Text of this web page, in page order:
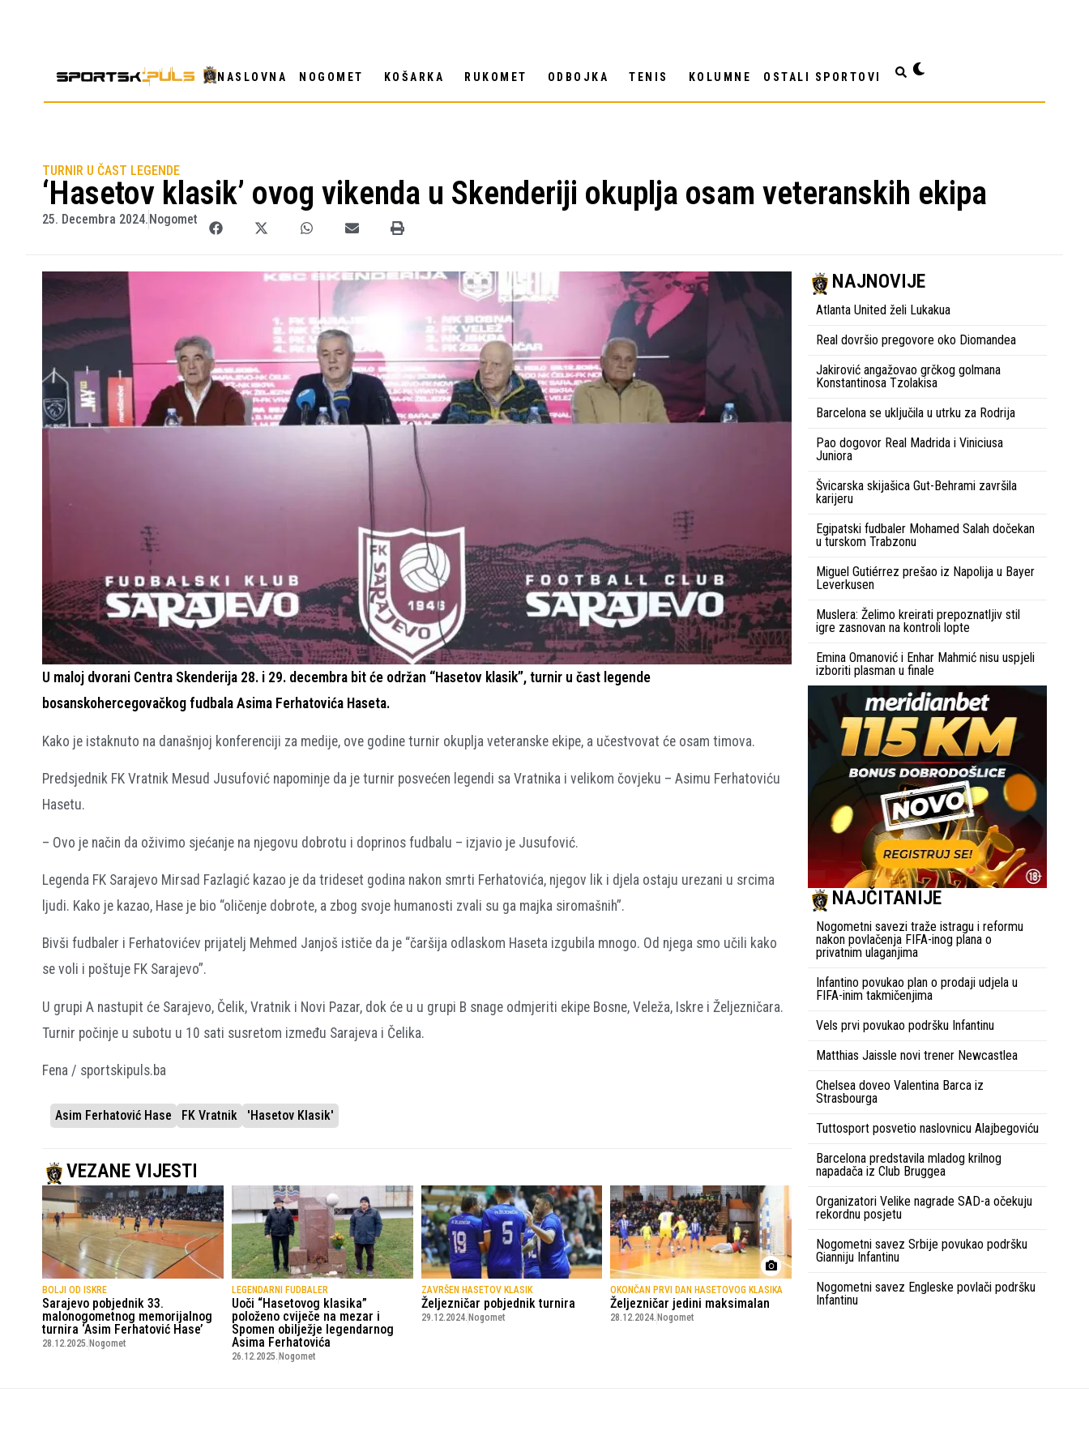
NASLOVNA NOGOMET KOŠARKA RUKOMET ODBOJKA TENIS KOLUMNE OSTALI SPORTOVI
TURNIR U ČAST LEGENDE
‘Hasetov klasik’ ovog vikenda u Skenderiji okuplja osam veteranskih ekipa
25. Decembra 2024.Nogomet
U maloj dvorani Centra Skenderija 28. i 29. decembra bit će održan “Hasetov klasik”, turnir u čast legende
bosanskohercegovačkog fudbala Asima Ferhatovića Haseta.
Kako je istaknuto na današnjoj konferenciji za medije, ove godine turnir okuplja veteranske ekipe, a učestvovat će osam timova.
Predsjednik FK Vratnik Mesud Jusufović napominje da je turnir posvećen legendi sa Vratnika i velikom čovjeku – Asimu Ferhatoviću
Hasetu.
– Ovo je način da oživimo sjećanje na njegovu dobrotu i doprinos fudbalu – izjavio je Jusufović.
Legenda FK Sarajevo Mirsad Fazlagić kazao je da trideset godina nakon smrti Ferhatovića, njegov lik i djela ostaju urezani u srcima
ljudi. Kako je kazao, Hase je bio “oličenje dobrote, a zbog svoje humanosti zvali su ga majka siromašnih”.
Bivši fudbaler i Ferhatovićev prijatelj Mehmed Janjoš ističe da je “čaršija odlaskom Haseta izgubila mnogo. Od njega smo učili kako
se voli i poštuje FK Sarajevo”.
U grupi A nastupit će Sarajevo, Čelik, Vratnik i Novi Pazar, dok će u u grupi B snage odmjeriti ekipe Bosne, Veleža, Iskre i Željezničara.
Turnir počinje u subotu u 10 sati susretom između Sarajeva i Čelika.
Fena / sportskipuls.ba
Asim Ferhatović Hase FK Vratnik 'Hasetov Klasik'
VEZANE VIJESTI
BOLJI OD ISKRE
Sarajevo pobjednik 33.
malonogometnog memorijalnog
turnira ‘Asim Ferhatović Hase’
28.12.2025. Nogomet
LEGENDARNI FUDBALER
Uoči “Hasetovog klasika”
položeno cviječe na mezar i
Spomen obilježje legendarnog
Asima Ferhatovića
26.12.2025. Nogomet
ZAVRŠEN HASETOV KLASIK
Željezničar pobjednik turnira
29.12.2024. Nogomet
OKONČAN PRVI DAN HASETOVOG KLASIKA
Željezničar jedini maksimalan
28.12.2024. Nogomet
NAJNOVIJE
Atlanta United želi Lukakua
Real dovršio pregovore oko Diomandea
Jakirović angažovao grčkog golmana
Konstantinosa Tzolakisa
Barcelona se uključila u utrku za Rodrija
Pao dogovor Real Madrida i Viniciusa
Juniora
Švicarska skijašica Gut-Behrami završila
karijeru
Egipatski fudbaler Mohamed Salah dočekan
u turskom Trabzonu
Miguel Gutiérrez prešao iz Napolija u Bayer
Leverkusen
Muslera: Želimo kreirati prepoznatljiv stil
igre zasnovan na kontroli lopte
Emina Omanović i Enhar Mahmić nisu uspjeli
izboriti plasman u finale
NAJČITANIJE
Nogometni savezi traže istragu i reformu
nakon povlačenja FIFA-inog plana o
privatnim ulaganjima
Infantino povukao plan o prodaji udjela u
FIFA-inim takmičenjima
Vels prvi povukao podršku Infantinu
Matthias Jaissle novi trener Newcastlea
Chelsea doveo Valentina Barca iz
Strasbourga
Tuttosport posvetio naslovnicu Alajbegoviću
Barcelona predstavila mladog krilnog
napadača iz Club Bruggea
Organizatori Velike nagrade SAD-a očekuju
rekordnu posjetu
Nogometni savez Srbije povukao podršku
Gianniju Infantinu
Nogometni savez Engleske povlači podršku
Infantinu